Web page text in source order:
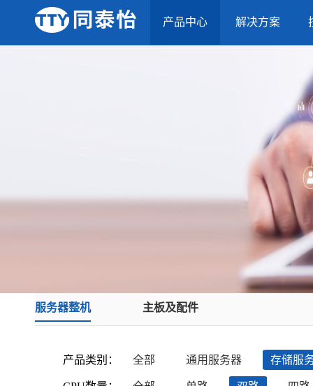
产品中心 解决方案
服务器整机 主板及配件
产品类别： 全部 通用服务器 存储服